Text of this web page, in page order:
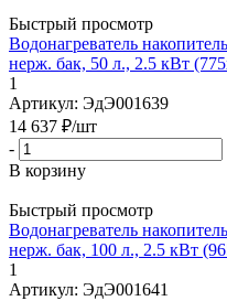
Быстрый просмотр
Водонагреватель
нерж. бак, 50 л., 2.5 кВт
1
Артикул: ЭдЭ001639
14 637 ₽/шт
-
В корзину
Быстрый просмотр
Водонагреватель
нерж. бак, 100 л., 2.5 кВт
1
Артикул: ЭдЭ001641